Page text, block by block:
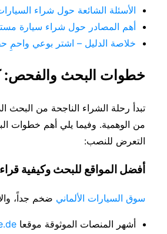
الأسئلة الشائعة حول شراء
أهم المصادر حول شراء سيارة
خلاصة الدليل – اشتر بوعي واحمِ
خطوات البحث والفحص:
تبدأ رحلة الشراء الناجحة من البحث
من الوهمية. وفيما يلي أهم خطوات
التعرض للنصب:
أفضل المواقع للبحث وكيفية
سوق السيارات الألماني ضخم جداً،
أشهر المنصات الموثوقة موقعا